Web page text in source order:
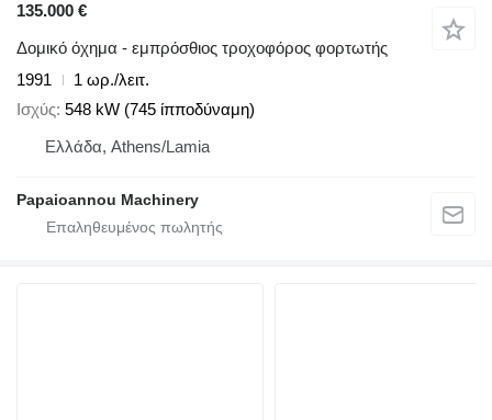
135.000 €
Δομικό όχημα - εμπρόσθιος τροχοφόρος φορτωτής
1991
1 ωρ./λειτ.
Ισχύς 548 kW (745 ίπποδύναμη)
Ελλάδα, Athens/Lamia
Papaioannou Machinery